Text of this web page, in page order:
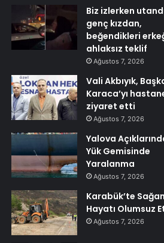
Biz izlerken
genç kızdan,
beğendikleri
ahlaksız teklif
Ağustos 7, 2026
Vali Akbıyık,
Karaca’yı
ziyaret etti
Ağustos 7, 2026
Yalova
Yük Gemisinde
Yaralanma
Ağustos 7, 2026
Karabük’te
Hayatı Olumsuz
Ağustos 7, 2026